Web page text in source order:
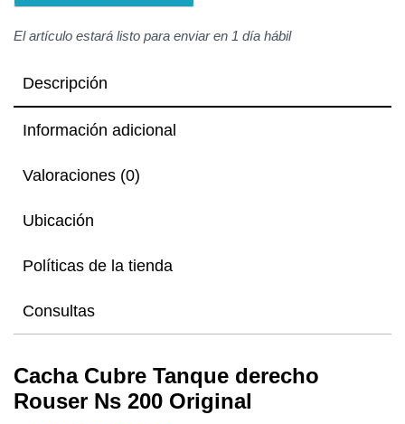
El artículo estará listo para enviar en 1 día hábil
Descripción
Información adicional
Valoraciones (0)
Ubicación
Políticas de la tienda
Consultas
Cacha Cubre Tanque derecho
Rouser Ns 200 Original